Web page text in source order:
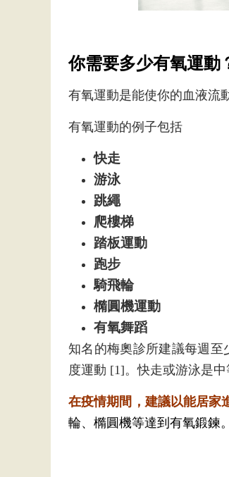
你需要多少有氧運動
有氧運動是能使你的血液流
有氧運動的例子包括
快走
游泳
跳繩
爬樓梯
踏板運動
跑步
騎飛輪
橢圓機運動
有氧舞蹈
知名的梅奧診所建議每週至
度運動 [1]。快走或游泳是
在疫情期間，建議以能居家
輪、橢圓機等達到有氧鍛鍊。